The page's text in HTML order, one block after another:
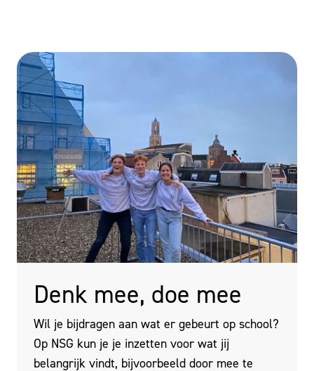
Denk mee, doe mee
Wil je bijdragen aan wat er gebeurt op school?
Op NSG kun je je inzetten voor wat jij
belangrijk vindt, bijvoorbeeld door mee te